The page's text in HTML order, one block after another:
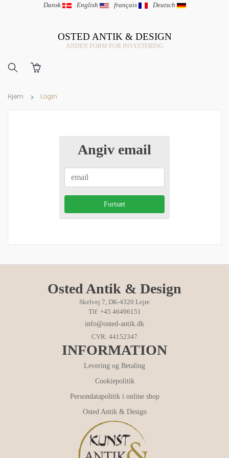
Dansk | English | français | Deutsch
OSTED ANTIK & DESIGN
ANDEN FORM FOR INVESTERING
Hjem Login
Angiv email
Osted Antik & Design
Skelvej 7, DK-4320 Lejre
Tlf: +45 46496151
info@osted-antik.dk
CVR: 44152347
INFORMATION
Levering og Betaling
Cookiepolitik
Persondatapolitik i online shop
Osted Antik & Design